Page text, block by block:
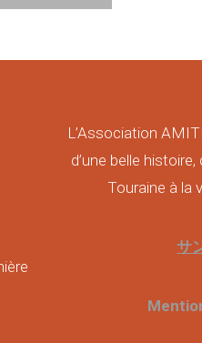
L’Association
d’une belle
Touraine à la
サ